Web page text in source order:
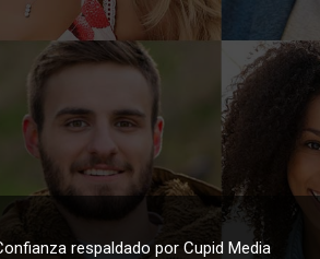
respaldado por Cupid Media